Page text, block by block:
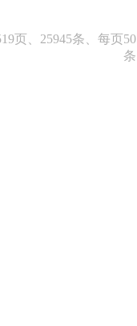
页、25945条、每页50
条